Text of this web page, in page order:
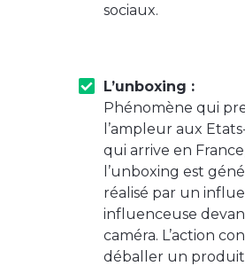
sociaux.
L’unboxing :
Phénomène qui
l’ampleur aux
qui arrive en
l’unboxing est
réalisé par un
influenceuse
caméra. L’action
déballer un